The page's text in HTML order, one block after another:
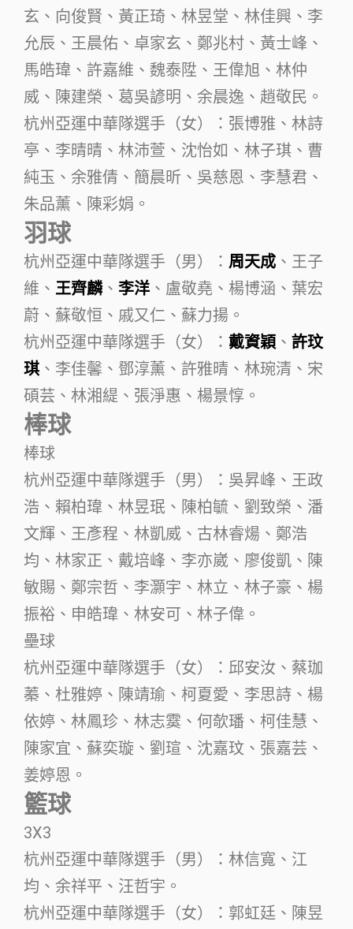
玄、向俊賢、黃正琦、林昱堂、林佳興、李
允辰、王晨佑、卓家玄、鄭兆村、黃士峰、
馬皓瑋、許嘉維、魏泰陞、王偉旭、林仲
威、陳建榮、葛吳諺明、余晨逸、趙敬民。
杭州亞運中華隊選手（女）：張博雅、林詩
亭、李晴晴、林沛萱、沈怡如、林子琪、曹
純玉、余雅倩、簡晨昕、吳慈恩、李慧君、
朱品薰、陳彩娟。
羽球
杭州亞運中華隊選手（男）： 周天成 、王子
維、 王齊麟、 李洋 、盧敬堯、楊博涵、葉宏
蔚、蘇敬恒、戚又仁、蘇力揚。
杭州亞運中華隊選手（女）： 戴資穎 、 許玟
琪 、李佳馨、鄧淳薰、許雅晴、林琬清、宋
碩芸、林湘緹、張淨惠、楊景惇。
棒球
棒球
杭州亞運中華隊選手（男）：吳昇峰、王政
浩、賴柏瑋、林昱珉、陳柏毓、劉致榮、潘
文輝、王彥程、林凱威、古林睿煬、鄭浩
均、林家正、戴培峰、李亦崴、廖俊凱、陳
敏賜、鄭宗哲、李灝宇、林立、林子豪、楊
振裕、申皓瑋、林安可、林子偉。
壘球
杭州亞運中華隊選手（女）：邱安汝、蔡珈
蓁、杜雅婷、陳靖瑜、柯夏愛、李思詩、楊
依婷、林鳳珍、林志霙、何欹璠、柯佳慧、
陳家宜、蘇奕璇、劉瑄、沈嘉玟、張嘉芸、
姜婷恩。
籃球
3X3
杭州亞運中華隊選手（男）：林信寬、江
均、余祥平、汪哲宇。
杭州亞運中華隊選手（女）：郭虹廷、陳昱